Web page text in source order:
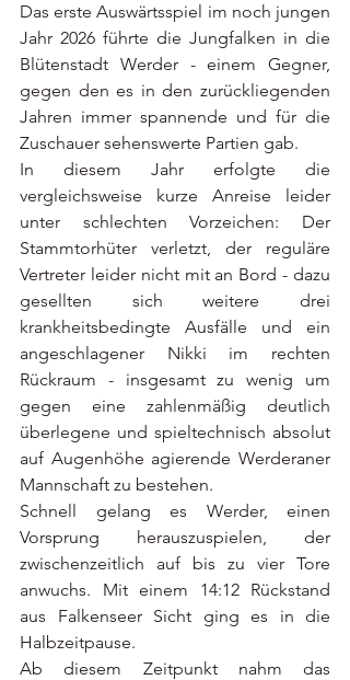
Das erste Auswärtsspiel im noch jungen
Jahr 2026 führte die Jungfalken in die
Blütenstadt Werder - einem Gegner,
gegen den es in den zurückliegenden
Jahren immer spannende und für die
Zuschauer sehenswerte Partien gab.
In diesem Jahr erfolgte die
vergleichsweise kurze Anreise leider
unter schlechten Vorzeichen: Der
Stammtorhüter verletzt, der reguläre
Vertreter leider nicht mit an Bord - dazu
gesellten sich weitere drei
krankheitsbedingte Ausfälle und ein
angeschlagener Nikki im rechten
Rückraum - insgesamt zu wenig um
gegen eine zahlenmäßig deutlich
überlegene und spieltechnisch absolut
auf Augenhöhe agierende Werderaner
Mannschaft zu bestehen.
Schnell gelang es Werder, einen
Vorsprung herauszuspielen, der
zwischenzeitlich auf bis zu vier Tore
anwuchs. Mit einem 14:12 Rückstand
aus Falkenseer Sicht ging es in die
Halbzeitpause.
Ab diesem Zeitpunkt nahm das